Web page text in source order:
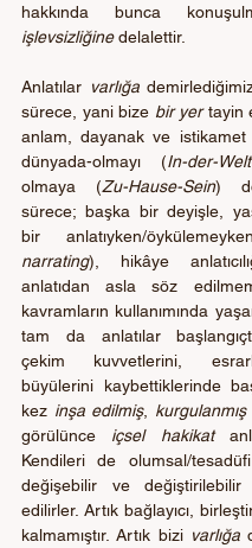
hakkında bunca
işlevsizliğine delalettir.
Anlatılar varlığa
sürece, yani bize bir yer tayin
anlam, dayanak ve
dünyada-olmayı (In-der-
olmaya (Zu-Hause-Sein)
sürece; başka bir deyişle,
bir anlatıyken/
narrating), hikâye
anlatıdan asla söz
kavramların kullanımında
tam da anlatılar
çekim kuvvetlerini,
büyülerini kaybettiklerinde
kez inşa edilmiş, kurgulanmış
görülünce içsel hakikat
Kendileri de olumsal/
değişebilir ve
edilirler. Artık bağlayıcı,
kalmamıştır. Artık bizi varlığa